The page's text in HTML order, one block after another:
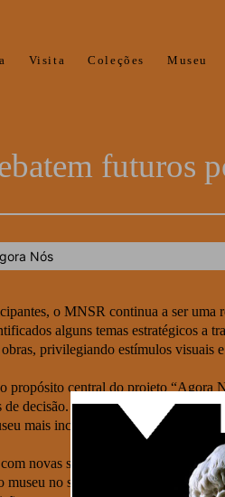
Visita Coleções Museu
futuros
o MNSR continua a ser uma
alguns temas estratégicos a
privilegiando estímulos visuais
propósito central do projeto “Agora
de decisão. Mais do que um
mais inclusivo, experimental e
novas sessões de trabalho,
museu no século XXI. Este percurso